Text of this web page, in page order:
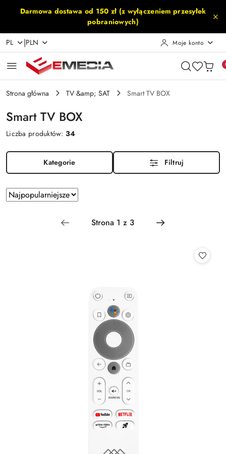
Przejdź do treści głównej
Przejdź do wyszukiwarki
Przejdź do moje konto
Przejdź do menu głównego
Przejdź do stopki
Darmowa dostawa od 150 zł (z wyłączeniem przesyłek
pobraniowych)
PL |PLN Moje konto
Strona główna TV &amp; SAT Smart TV BOX
Smart TV BOX
Liczba produktów:34
Kategorie Filtruj
Zastosowano
sortowanie:
Najpopularniejsze.
Sortuj
według